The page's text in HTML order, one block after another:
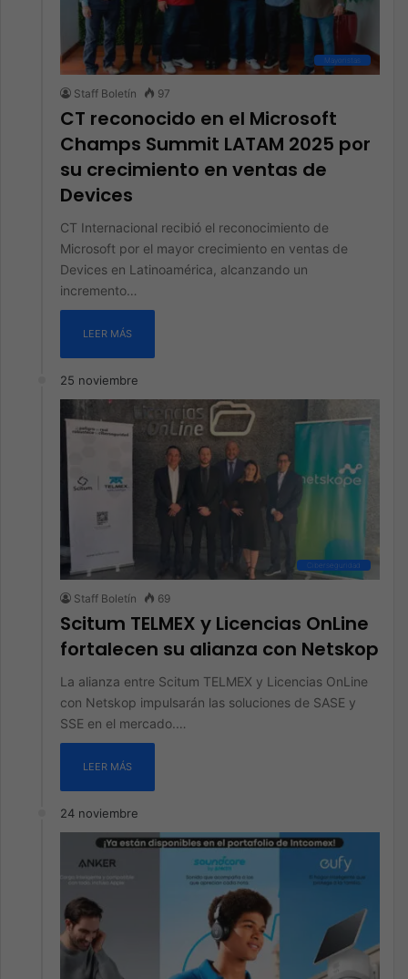
Mayoristas
Staff Boletín 97
CT reconocido en el Microsoft
Champs Summit LATAM 2025 por
su crecimiento en ventas de
Devices
CT Internacional recibió el reconocimiento de
Microsoft por el mayor crecimiento en ventas de
Devices en Latinoamérica, alcanzando un
incremento…
LEER MÁS
25 noviembre
Ciberseguridad
Staff Boletín 69
Scitum TELMEX y Licencias OnLine
fortalecen su alianza con Netskop
La alianza entre Scitum TELMEX y Licencias OnLine
con Netskop impulsarán las soluciones de SASE y
SSE en el mercado.…
LEER MÁS
24 noviembre